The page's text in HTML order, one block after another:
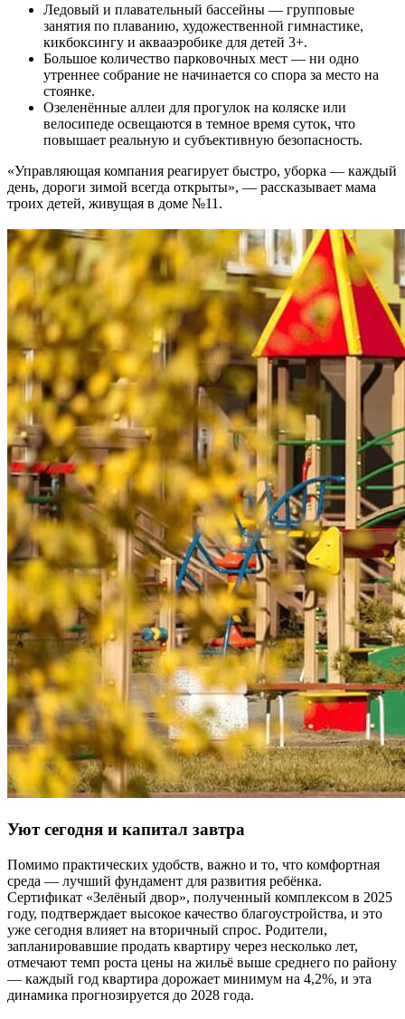
Ледовый и плавательный бассейны — групповые
занятия по плаванию, художественной гимнастике,
кикбоксингу и аквааэробике для детей 3+.
Большое количество парковочных мест — ни одно
утреннее собрание не начинается со спора за место на
стоянке.
Озеленённые аллеи для прогулок на коляске или
велосипеде освещаются в темное время суток, что
повышает реальную и субъективную безопасность.
«Управляющая компания реагирует быстро, уборка — каждый
день, дороги зимой всегда открыты», — рассказывает мама
троих детей, живущая в доме №11.
Уют сегодня и капитал завтра
Помимо практических удобств, важно и то, что комфортная
среда — лучший фундамент для развития ребёнка.
Сертификат «Зелёный двор», полученный комплексом в 2025
году, подтверждает высокое качество благоустройства, и это
уже сегодня влияет на вторичный спрос. Родители,
запланировавшие продать квартиру через несколько лет,
отмечают темп роста цены на жильё выше среднего по району
— каждый год квартира дорожает минимум на 4,2%, и эта
динамика прогнозируется до 2028 года.